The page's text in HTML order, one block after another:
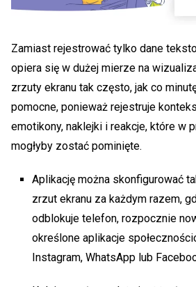
Zamiast rejestrować tylko dane
opiera się w dużej mierze na
zrzuty ekranu tak często, jak co
pomocne, ponieważ rejestruje
emotikony, naklejki i reakcje, które w
mogłyby zostać pominięte.
Aplikację można skonfigurować
zrzut ekranu za każdym razem,
odblokuje telefon, rozpocznie
określone aplikacje
Instagram, WhatsApp lub